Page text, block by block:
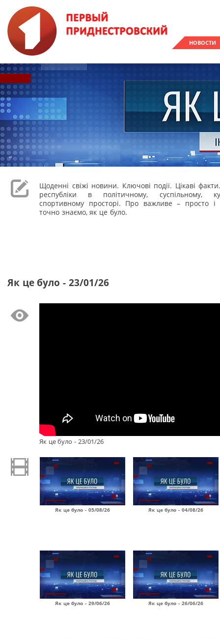
НОВОСТИ
Щоденні свіжі новини. Ключові події. Цікаві
республіки в політичному, суспільному,
спортивному просторі. Про важливе – просто і
точно знаємо, як це було.
Як це було - 23/01/26
Як це було - 23/01/26
Як це було - 05/08/26 Як це було - 04/08/26
Як це було - 29/06/26 Як це було - 26/06/26